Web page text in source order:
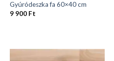
Gyúródeszka fa 60×40 cm
9 900 Ft